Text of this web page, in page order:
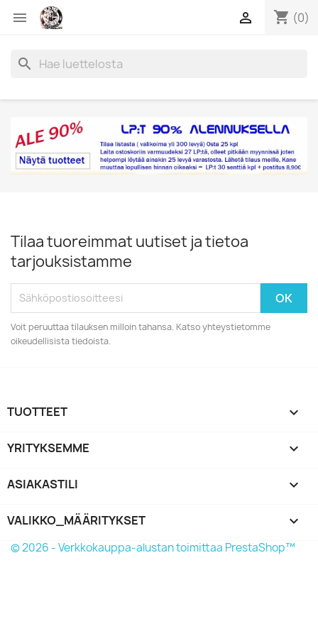
 shopping_cart (0)

search
Tilaa tuoreimmat uutiset ja tietoa
tarjouksistamme
Voit peruuttaa tilauksen milloin tahansa. Katso yhteystietomme
oikeudellisista tiedoista.
TUOTTEET 
YRITYKSEMME 
ASIAKASTILI 
VALIKKO_MÄÄRITYKSET keyboard_arrow_down
© 2026 - Verkkokauppa-alustan toimittaa PrestaShop™